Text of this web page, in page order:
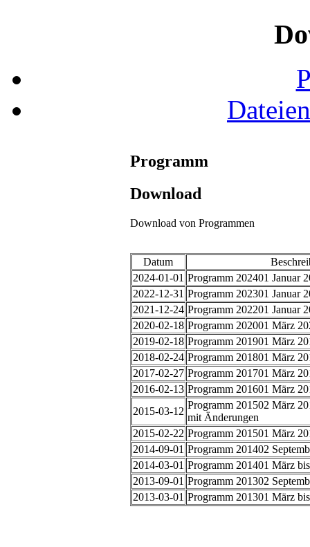
Programm
Download
Download von Programmen
Datum
2024-01-01 Programm 202401 Januar
2022-12-31 Programm 202301 Januar
2021-12-24 Programm 202201 Januar
2020-02-18 Programm 202001 März
2019-02-18 Programm 201901 März
2018-02-24 Programm 201801 März
2017-02-27 Programm 201701 März
2016-02-13 Programm 201601 März
2015-03-12
Programm 201502 März
mit Änderungen
2015-02-22 Programm 201501 März
2014-09-01 Programm 201402
2014-03-01 Programm 201401 März
2013-09-01 Programm 201302
2013-03-01 Programm 201301 März